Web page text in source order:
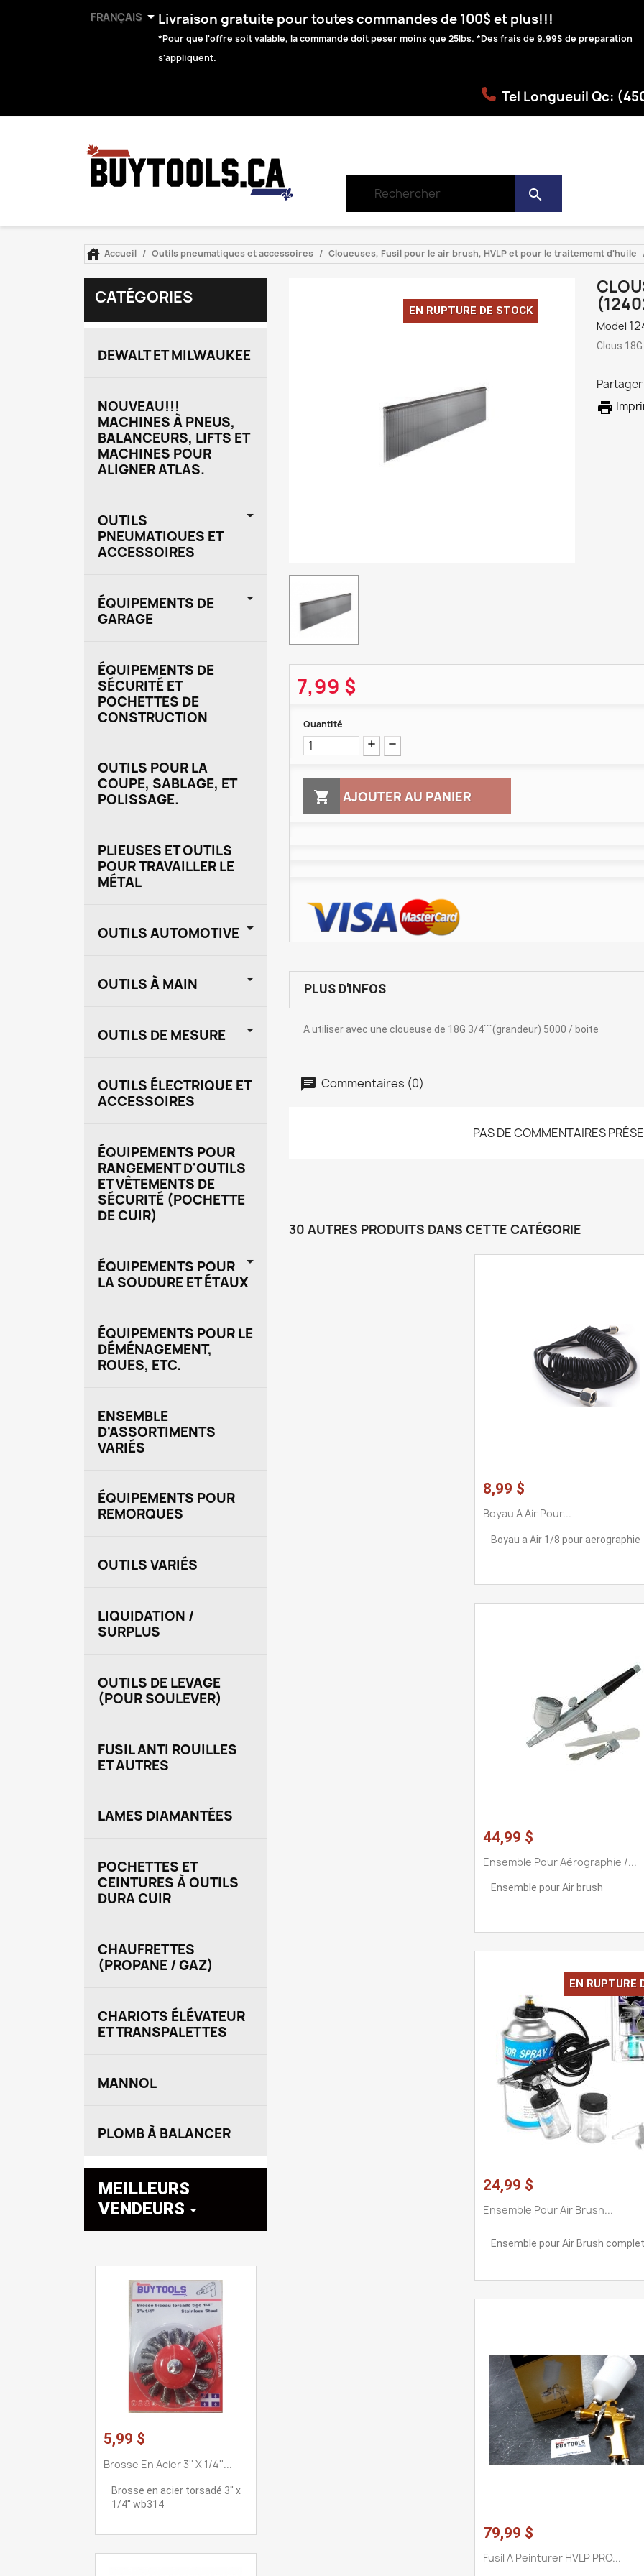
FRANÇAIS Livraison gratuite pour toutes commandes de 100$ et plus!!!
*Pour que l'offre soit valable, la commande doit peser moins que 25lbs. *Des frais de 9.99$ de preparation
s'appliquent.
Tel Longueuil Qc:
search
 Accueil Outils pneumatiques et accessoires Cloueuses, Fusil pour le air brush, HVLP et pour le traitememt d'huile
CATÉGORIES
DEWALT ET MILWAUKEE
NOUVEAU!!!
MACHINES À PNEUS,
BALANCEURS, LIFTS ET
MACHINES POUR
ALIGNER ATLAS.
OUTILS
PNEUMATIQUES ET
ACCESSOIRES

ÉQUIPEMENTS DE
GARAGE

ÉQUIPEMENTS DE
SÉCURITÉ ET
POCHETTES DE
CONSTRUCTION
OUTILS POUR LA
COUPE, SABLAGE, ET
POLISSAGE.
PLIEUSES ET OUTILS
POUR TRAVAILLER LE
MÉTAL
OUTILS AUTOMOTIVE 
OUTILS À MAIN 
OUTILS DE MESURE 
OUTILS ÉLECTRIQUE ET
ACCESSOIRES
ÉQUIPEMENTS POUR
RANGEMENT D'OUTILS
ET VÊTEMENTS DE
SÉCURITÉ (POCHETTE
DE CUIR)
ÉQUIPEMENTS POUR
LA SOUDURE ET ÉTAUX

ÉQUIPEMENTS POUR LE
DÉMÉNAGEMENT,
ROUES, ETC.
ENSEMBLE
D'ASSORTIMENTS
VARIÉS
ÉQUIPEMENTS POUR
REMORQUES
OUTILS VARIÉS
LIQUIDATION /
SURPLUS
OUTILS DE LEVAGE
(POUR SOULEVER)
FUSIL ANTI ROUILLES
ET AUTRES
LAMES DIAMANTÉES
POCHETTES ET
CEINTURES À OUTILS
DURA CUIR
CHAUFRETTES
(PROPANE / GAZ)
CHARIOTS ÉLÉVATEUR
ET TRANSPALETTES
MANNOL
PLOMB À BALANCER
MEILLEURS
VENDEURS 
5,99 $
Brosse En Acier 3'' X 1/4''...
Brosse en acier torsadé 3'' x
1/4'' wb314
EN RUPTURE DE STOCK
Model
Clous
Partager

7,99 $
Quantité
 AJOUTER AU PANIER
PLUS D'INFOS
A utiliser avec une cloueuse de 18G 3/4```(grandeur) 5000 / boite
Commentaires (0)
PAS DE COMMENTAIRES
30 AUTRES PRODUITS DANS CETTE CATÉGORIE
8,99 $
Boyau A Air Pour...
Boyau a Air 1/8 pour aerographie
44,99 $
Ensemble Pour Aérographie /...
Ensemble pour Air brush
24,99 $
Ensemble Pour Air Brush...
Ensemble pour Air Brush complet
EN RUPTURE
79,99 $
Fusil A Peinturer HVLP PRO...